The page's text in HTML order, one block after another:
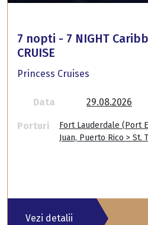
7 nopti - 7 NIGHT
CRUISE
Princess Cruises
Data 29.08.2026
Porturi
Fort Lauderdale (Port
Juan, Puerto Rico > St.
Vezi detalii